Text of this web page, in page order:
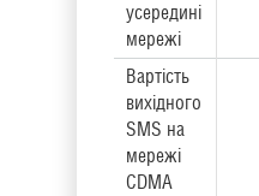
усередині
мережі
Вартість
вихідного
SMS на
мережі
CDMA